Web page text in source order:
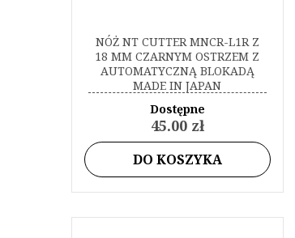
NÓŻ NT CUTTER MNCR-L1R Z
18 MM CZARNYM OSTRZEM Z
AUTOMATYCZNĄ BLOKADĄ
MADE IN JAPAN
Dostępne
45.00 zł
DO KOSZYKA